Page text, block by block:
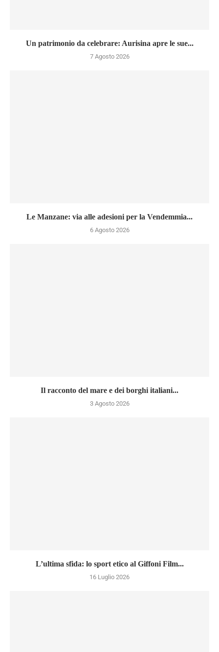
Un patrimonio da celebrare: Aurisina apre le sue...
7 Agosto 2026
Le Manzane: via alle adesioni per la Vendemmia...
6 Agosto 2026
Il racconto del mare e dei borghi italiani...
3 Agosto 2026
L’ultima sfida: lo sport etico al Giffoni Film...
16 Luglio 2026